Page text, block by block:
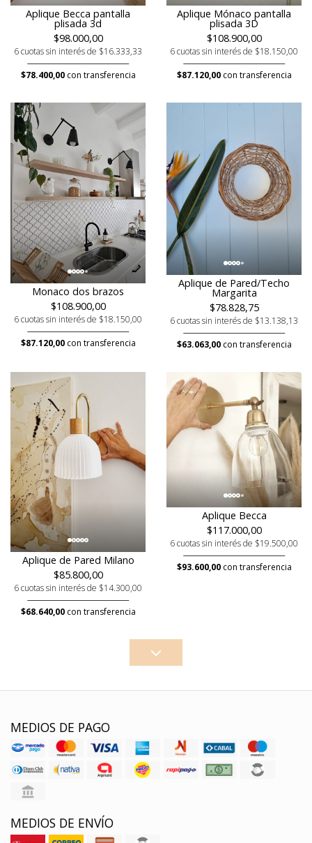
Aplique Becca pantalla
plisada 3d
$98.000,00
6 cuotas sin interés de $16.333,33
$78.400,00con transferencia
Aplique Mónaco pantalla
plisada 3D
$108.900,00
6 cuotas sin interés de $18.150,00
$87.120,00con transferencia
Monaco dos brazos
$108.900,00
6 cuotas sin interés de $18.150,00
$87.120,00con transferencia
Aplique de Pared/Techo
Margarita
$78.828,75
6 cuotas sin interés de $13.138,13
$63.063,00con transferencia
Aplique de Pared Milano
$85.800,00
6 cuotas sin interés de $14.300,00
$68.640,00con transferencia
Aplique Becca
$117.000,00
6 cuotas sin interés de $19.500,00
$93.600,00con transferencia
MEDIOS DE PAGO
MEDIOS DE ENVÍO